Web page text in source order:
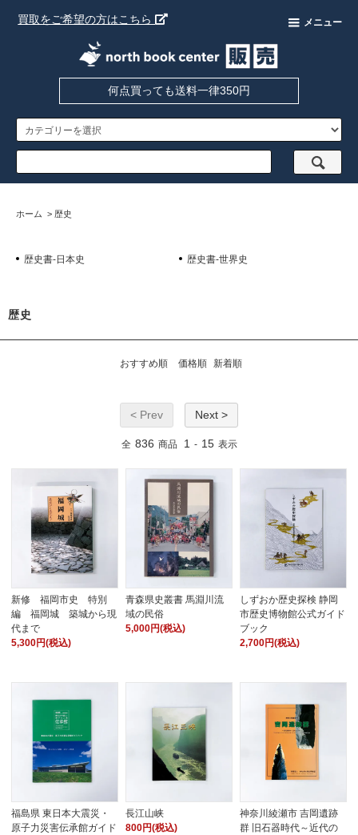
買取をご希望の方はこちら メニュー
何点買っても送料一律350円
ホーム > 歴史
歴史書-日本史 歴史書-世界史
歴史
おすすめ順 価格順 新着順
< Prev Next >
全 836 商品 1 - 15 表示
新修 福岡市史 特別
編 福岡城 築城から現
代まで
5,300円(税込)
青森県史叢書 馬淵川流
域の民俗
5,000円(税込)
しずおか歴史探検 静岡
市歴史博物館公式ガイド
ブック
2,700円(税込)
福島県 東日本大震災・
原子力災害伝承館ガイド
長江山峡
800円(税込)
神奈川綾瀬市 吉岡遺跡
群 旧石器時代～近代の